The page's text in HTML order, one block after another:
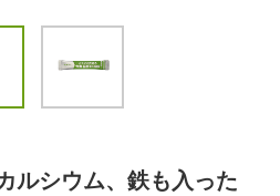
ルシウム、鉄も入った